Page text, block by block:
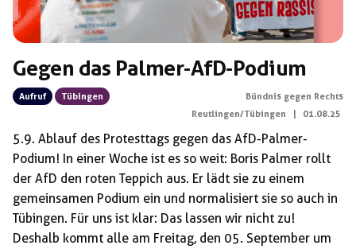
Gegen das Palmer-AfD-Podium
Aufruf Tübingen
Bündnis gegen Rechts
Reutlingen/Tübingen
01.08.25
5.9. Ablauf des Protesttags gegen das AfD-Palmer-
Podium! In einer Woche ist es so weit: Boris Palmer rollt
der AfD den roten Teppich aus. Er lädt sie zu einem
gemeinsamen Podium ein und normalisiert sie so auch in
Tübingen. Für uns ist klar: Das lassen wir nicht zu!
Deshalb kommt alle am Freitag, den 05. September um